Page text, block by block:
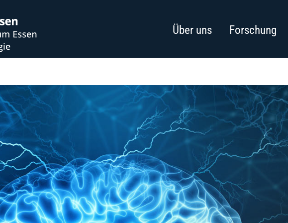
Über uns Forschung